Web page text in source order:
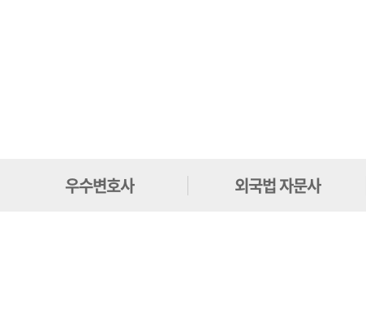
우수변호사 외국법 자문사